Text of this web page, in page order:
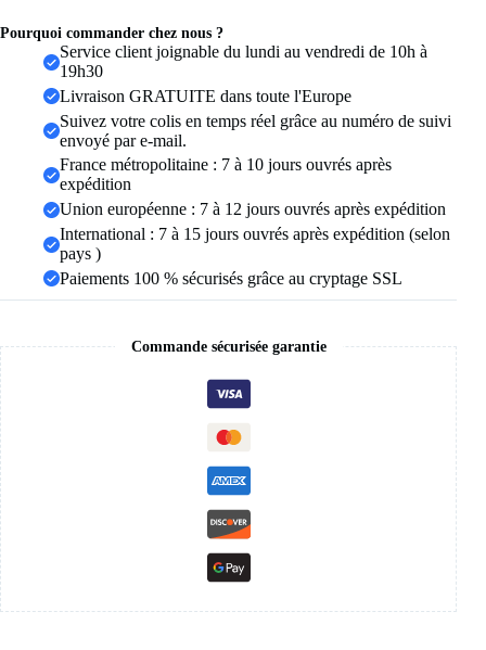
femme
mariage
Pourquoi commander chez nous ?
Service client joignable du lundi au vendredi de 10h à
19h30
Livraison GRATUITE dans toute l'Europe
Suivez votre colis en temps réel grâce au numéro de suivi
envoyé par e-mail.
France métropolitaine : 7 à 10 jours ouvrés après
expédition
Union européenne : 7 à 12 jours ouvrés après expédition
International : 7 à 15 jours ouvrés après expédition (selon
pays )
Paiements 100 % sécurisés grâce au cryptage SSL
Commande sécurisée garantie